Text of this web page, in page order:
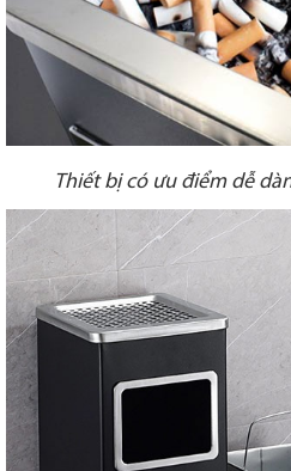
Thiết bị có ưu điểm dễ